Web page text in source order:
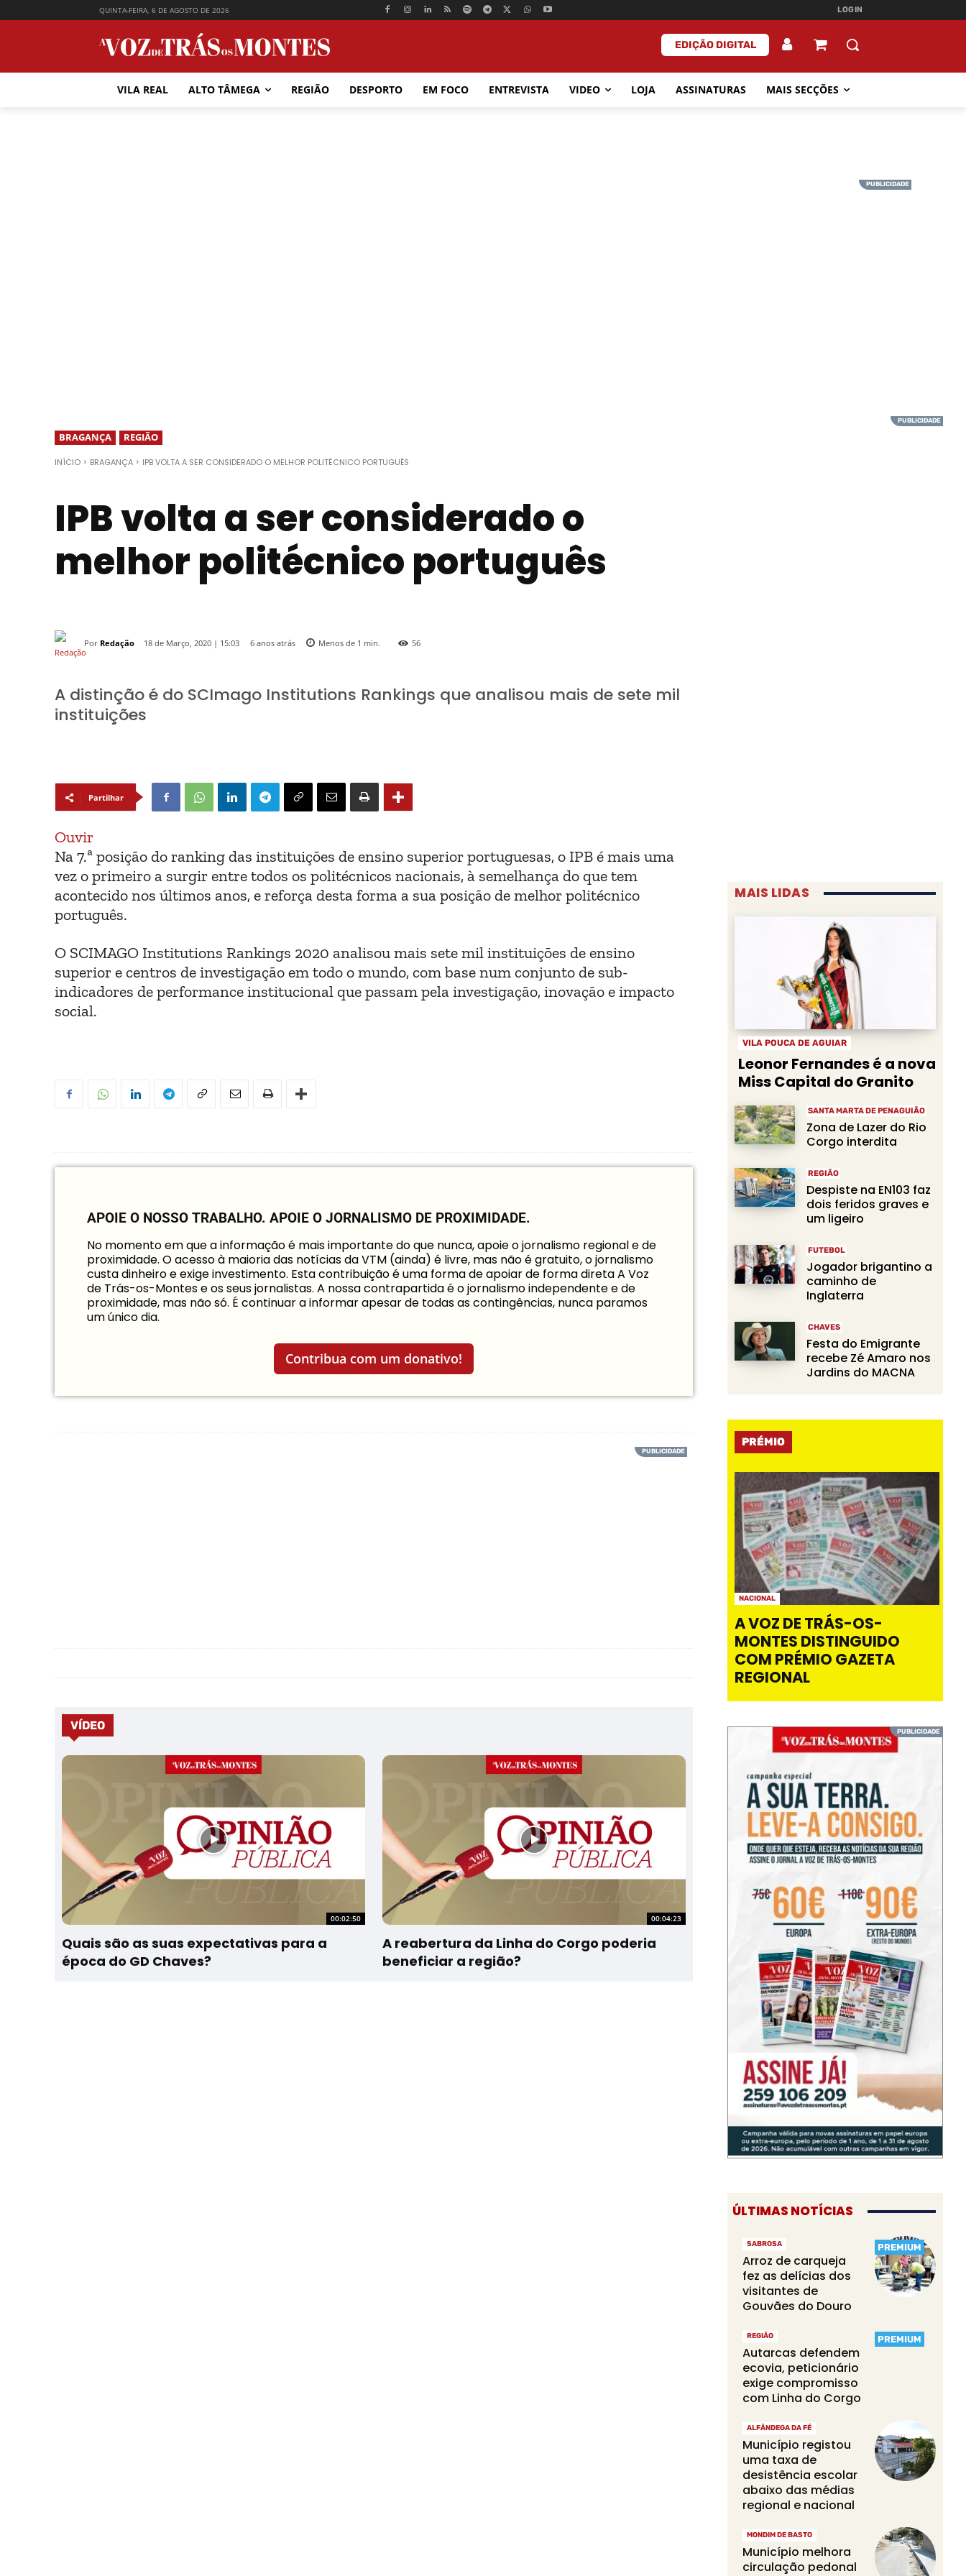
QUINTA-FEIRA, 6 DE AGOSTO DE 2026 LOGIN
EDIÇÃO DIGITAL
VILA REAL ALTO TÂMEGA REGIÃO DESPORTO EM FOCO ENTREVISTA VIDEO LOJA ASSINATURAS MAIS SECÇÕES
BRAGANÇA REGIÃO
INÍCIO BRAGANÇA IPB VOLTA A SER CONSIDERADO O MELHOR POLITÉCNICO PORTUGUÊS
IPB volta a ser considerado o
melhor politécnico português
Por Redação 18 de Março, 2020 | 15:03 6 anos atrás Menos de 1 min. 56
A distinção é do SCImago Institutions Rankings que analisou mais de sete mil
instituições
Partilhar
Ouvir
Na 7.ª posição do ranking das instituições de ensino superior portuguesas, o IPB é mais uma
vez o primeiro a surgir entre todos os politécnicos nacionais, à semelhança do que tem
acontecido nos últimos anos, e reforça desta forma a sua posição de melhor politécnico
português.
O SCIMAGO Institutions Rankings 2020 analisou mais sete mil instituições de ensino
superior e centros de investigação em todo o mundo, com base num conjunto de sub-
indicadores de performance institucional que passam pela investigação, inovação e impacto
social.
APOIE O NOSSO TRABALHO. APOIE O JORNALISMO DE PROXIMIDADE.
No momento em que a informação é mais importante do que nunca, apoie o jornalismo regional e de
proximidade. O acesso à maioria das notícias da VTM (ainda) é livre, mas não é gratuito, o jornalismo
custa dinheiro e exige investimento. Esta contribuição é uma forma de apoiar de forma direta A Voz
de Trás-os-Montes e os seus jornalistas. A nossa contrapartida é o jornalismo independente e de
proximidade, mas não só. É continuar a informar apesar de todas as contingências, nunca paramos
um único dia.
Contribua com um donativo!
VÍDEO
00:02:50
Quais são as suas expectativas para a
época do GD Chaves?
00:04:23
A reabertura da Linha do Corgo poderia
beneficiar a região?
MAIS LIDAS
VILA POUCA DE AGUIAR
Leonor Fernandes é a nova
Miss Capital do Granito
SANTA MARTA DE PENAGUIÃO
Zona de Lazer do Rio
Corgo interdita
REGIÃO
Despiste na EN103 faz
dois feridos graves e
um ligeiro
FUTEBOL
Jogador brigantino a
caminho de
Inglaterra
CHAVES
Festa do Emigrante
recebe Zé Amaro nos
Jardins do MACNA
PRÉMIO
NACIONAL
A VOZ DE TRÁS-OS-
MONTES DISTINGUIDO
COM PRÉMIO GAZETA
REGIONAL
ÚLTIMAS NOTÍCIAS
PREMIUM
SABROSA
Arroz de carqueja
fez as delícias dos
visitantes de
Gouvães do Douro
PREMIUM
REGIÃO
Autarcas defendem
ecovia, peticionário
exige compromisso
com Linha do Corgo
ALFÂNDEGA DA FÉ
Município registou
uma taxa de
desistência escolar
abaixo das médias
regional e nacional
MONDIM DE BASTO
Município melhora
circulação pedonal